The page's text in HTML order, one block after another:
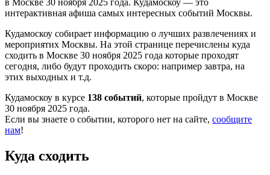
интерактивная афиша самых интересных событий Москвы.
Кудамоскоу собирает информацию о лучших развлечениях и
мероприятих Москвы. На этой странице перечислены куда
сходить в Москве 30 ноября 2025 года которые проходят
сегодня, либо будут проходить скоро: например завтра, на
этих выходных и т.д.
Кудамоскоу в курсе 138 событий, которые пройдут в Москве
30 ноября 2025 года.
Если вы знаете о событии, которого нет на сайте, сообщите
нам!
Куда сходить